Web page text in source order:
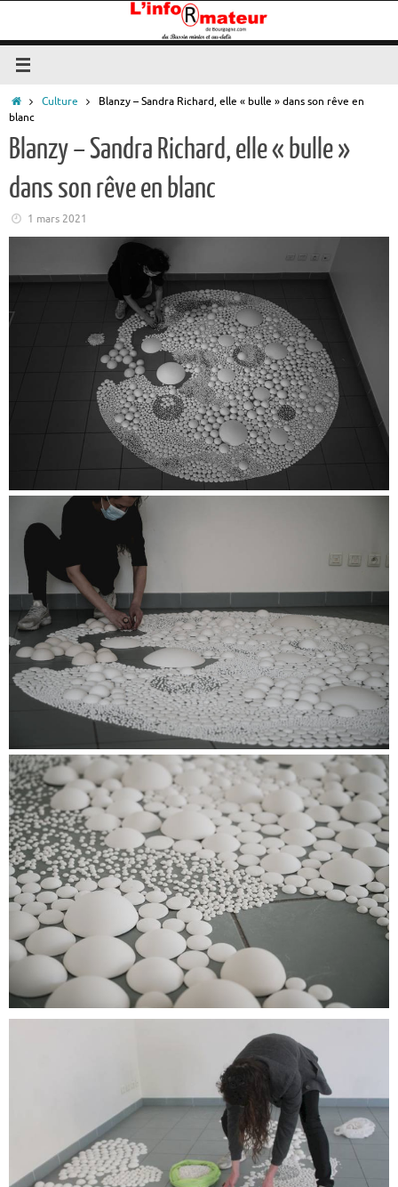
contenu
Accueil
Culture
Blanzy – Sandra Richard, elle « bulle » dans son rêve en
blanc
Blanzy – Sandra Richard, elle « bulle »
dans son rêve en blanc
1 mars 2021